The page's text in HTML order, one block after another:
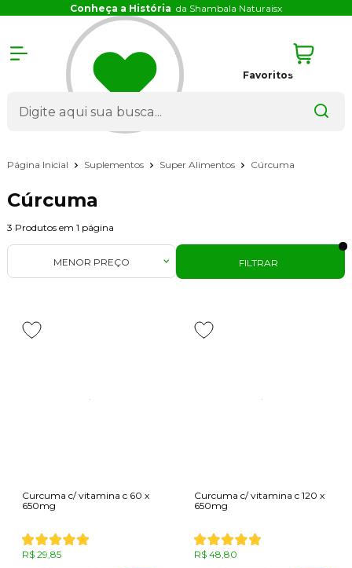
Conheça a História da Shambala Naturaisx
Favoritos
Página Inicial Suplementos Super Alimentos Cúrcuma
Cúrcuma
3 Produtos em 1 página
FILTRAR
MENOR PREÇO
Curcuma c/ vitamina c 60 x
650mg
R$ 29,85
Curcuma c/ vitamina c 120 x
650mg
R$ 48,80